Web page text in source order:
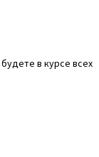
в курсе всех